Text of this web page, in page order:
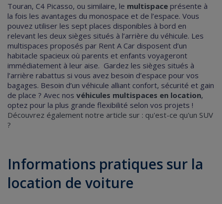
Touran, C4 Picasso, ou similaire, le multispace présente à
la fois les avantages du monospace et de l’espace. Vous
pouvez utiliser les sept places disponibles à bord en
relevant les deux sièges situés à l’arrière du véhicule. Les
multispaces proposés par Rent A Car disposent d’un
habitacle spacieux où parents et enfants voyageront
immédiatement à leur aise. Gardez les sièges situés à
l’arrière rabattus si vous avez besoin d’espace pour vos
bagages. Besoin d’un véhicule alliant confort, sécurité et gain
de place ? Avec nos véhicules multispaces en location,
optez pour la plus grande flexibilité selon vos projets !
Découvrez également notre article sur : qu'est-ce qu'un SUV
?
Informations pratiques sur la
location de voiture